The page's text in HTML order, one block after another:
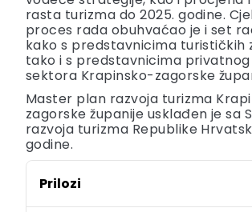
rasta turizma do 2025. godine.
proces rada obuhvaćao je i set
kako s predstavnicima turističkih
tako i s predstavnicima
sektora Krapinsko-zagorske
Master plan razvoja turizma
zagorske županije usklađen je sa
razvoja turizma Republike
godine.
Prilozi